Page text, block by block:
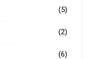
(5)
(2)
(6)